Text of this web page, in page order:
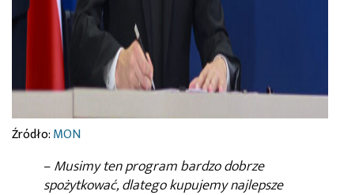
Źródło:MON
–Musimy ten program bardzo dobrze
spożytkować, dlatego kupujemy najlepsze